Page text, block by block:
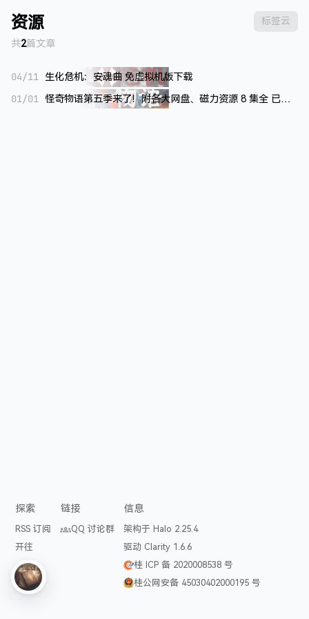
标签云
资源
共2篇文章
04/11 生化危机：安魂曲 免虚拟机版下载
01/01 怪奇物语第五季来了！附各大网盘、磁力资源 8 集全 已完结
探索
RSS 订阅
开往
链接
QQ 讨论群
信息
架构于 Halo 2.25.4
驱动 Clarity 1.6.6
桂 ICP 备 2020008538 号
桂公网安备 45030402000195 号